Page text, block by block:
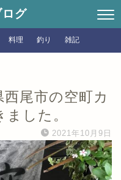
グ
料理 釣り 雑記
尾市の空町カ
した。
2021年10月9日